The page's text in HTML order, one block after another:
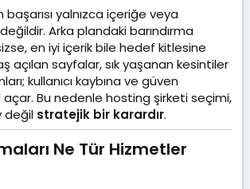
yalnızca içeriğe veya
Arka plandaki barındırma
en iyi içerik bile hedef kitlesine
açılan sayfalar, sık yaşanan kesintiler
kullanıcı kaybına ve güven
Bu nedenle hosting şirketi seçimi,
değil stratejik bir karardır.
Ne Tür Hizmetler